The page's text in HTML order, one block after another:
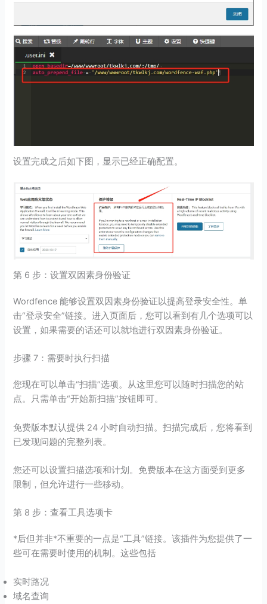
设置完成之后如下图，显示已经正确配置。
第 6 步：设置双因素身份验证
Wordfence 能够设置双因素身份验证以提高登录安全性。单
击“登录安全”链接。进入页面后，您可以看到有几个选项可以
设置，如果需要的话还可以就地进行双因素身份验证。
步骤 7：需要时执行扫描
您现在可以单击“扫描”选项。从这里您可以随时扫描您的站
点。只需单击“开始新扫描”按钮即可。
免费版本默认提供 24 小时自动扫描。扫描完成后，您将看到
已发现问题的完整列表。
您还可以设置扫描选项和计划。免费版本在这方面受到更多
限制，但允许进行一些移动。
第 8 步：查看工具选项卡
*后但并非*不重要的一点是“工具”链接。该插件为您提供了一
些可在需要时使用的机制。这些包括
实时路况
域名查询